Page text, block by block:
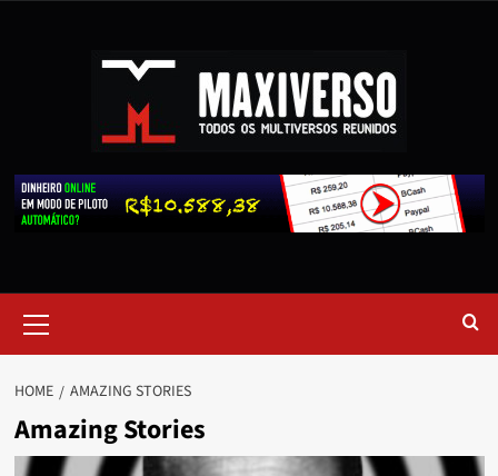
HOME AMAZING STORIES
Amazing Stories